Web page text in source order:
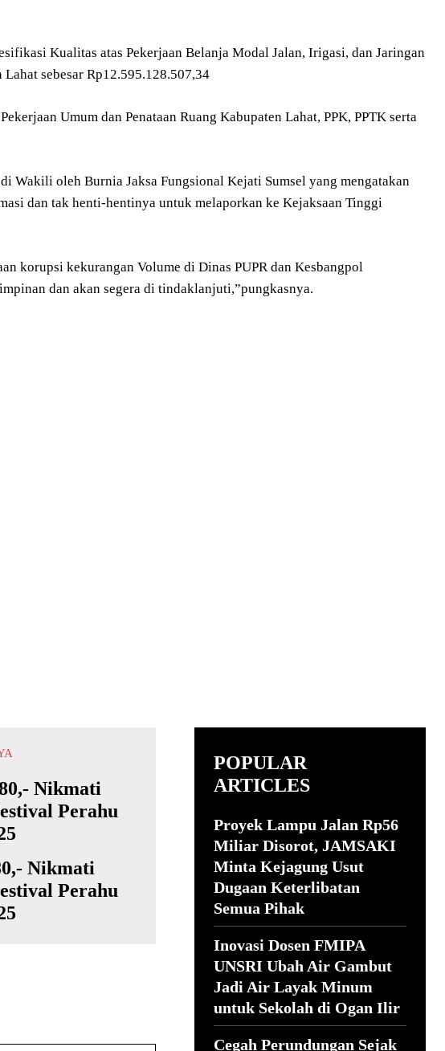
Kualitas atas Pekerjaan Belanja Modal Jalan, Irigasi, dan Jaringan
sebesar Rp12.595.128.507,34
Umum dan Penataan Ruang Kabupaten Lahat, PPK, PPTK serta
Wakili oleh Burnia Jaksa Fungsional Kejati Sumsel yang mengatakan
dan tak henti-hentinya untuk melaporkan ke Kejaksaan Tinggi
korupsi kekurangan Volume di Dinas PUPR dan Kesbangpol
dan akan segera di tindaklanjuti,”pungkasnya.
Nikmati
Perahu
POPULAR
ARTICLES
Proyek Lampu Jalan Rp56
Miliar Disorot, JAMSAKI
Minta Kejagung Usut
Dugaan Keterlibatan
Semua Pihak
Inovasi Dosen FMIPA
UNSRI Ubah Air Gambut
Jadi Air Layak Minum
untuk Sekolah di Ogan Ilir
Cegah Perundungan Sejak